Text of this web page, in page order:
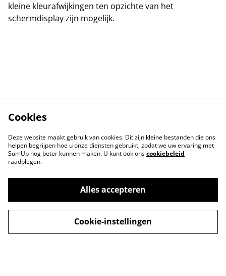
kleine kleurafwijkingen ten opzichte van het
schermdisplay zijn mogelijk.
Cookies
Deze website maakt gebruik van cookies. Dit zijn kleine bestanden die ons
helpen begrijpen hoe u onze diensten gebruikt, zodat we uw ervaring met
SumUp nog beter kunnen maken. U kunt ook onscookiebeleid
raadplegen.
Alles accepteren
Cookie-instellingen